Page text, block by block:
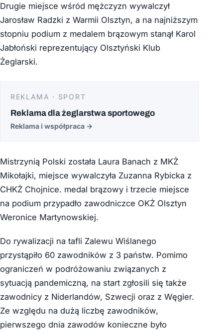
Drugie miejsce wśród mężczyzn wywalczył
Jarosław Radzki z Warmii Olsztyn, a na najniższym
stopniu podium z medalem brązowym stanął Karol
Jabłoński reprezentujący Olsztyński Klub
Żeglarski.
REKLAMA · SPORT
Reklama dla żeglarstwa sportowego
Reklama i współpraca →
Mistrzynią Polski została Laura Banach z MKŻ
Mikołajki, miejsce wywalczyła Zuzanna Rybicka z
CHKŻ Chojnice. medal brązowy i trzecie miejsce
na podium przypadło zawodniczce OKŻ Olsztyn
Weronice Martynowskiej.
Do rywalizacji na tafli Zalewu Wiślanego
przystąpiło 60 zawodników z 3 państw. Pomimo
ograniczeń w podróżowaniu związanych z
sytuacją pandemiczną, na start zgłosili się także
zawodnicy z Niderlandów, Szwecji oraz z Węgier.
Ze względu na dużą liczbę zawodników,
pierwszego dnia zawodów konieczne było